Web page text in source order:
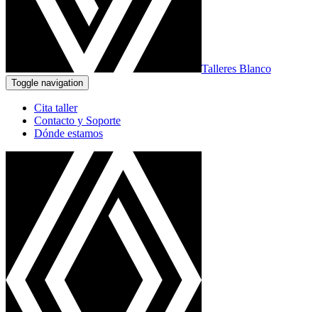
Talleres Blanco
Toggle navigation
Cita taller
Contacto y Soporte
Dónde estamos